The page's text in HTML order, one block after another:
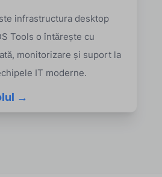
infrastructura desktop
Tools o întărește cu
monitorizare și suport la
IT moderne.
→